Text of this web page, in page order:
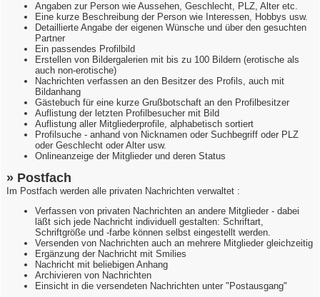
Angaben zur Person wie Aussehen, Geschlecht, PLZ, Alter etc.
Eine kurze Beschreibung der Person wie Interessen, Hobbys usw.
Detaillierte Angabe der eigenen Wünsche und über den gesuchten
Partner
Ein passendes Profilbild
Erstellen von Bildergalerien mit bis zu 100 Bildern (erotische als
auch non-erotische)
Nachrichten verfassen an den Besitzer des Profils, auch mit
Bildanhang
Gästebuch für eine kurze Grußbotschaft an den Profilbesitzer
Auflistung der letzten Profilbesucher mit Bild
Auflistung aller Mitgliederprofile, alphabetisch sortiert
Profilsuche - anhand von Nicknamen oder Suchbegriff oder PLZ
oder Geschlecht oder Alter usw.
Onlineanzeige der Mitglieder und deren Status
» Postfach
Im Postfach werden alle privaten Nachrichten verwaltet :
Verfassen von privaten Nachrichten an andere Mitglieder - dabei
läßt sich jede Nachricht individuell gestalten: Schriftart,
Schriftgröße und -farbe können selbst eingestellt werden.
Versenden von Nachrichten auch an mehrere Mitglieder gleichzeitig
Ergänzung der Nachricht mit Smilies
Nachricht mit beliebigen Anhang
Archivieren von Nachrichten
Einsicht in die versendeten Nachrichten unter "Postausgang"